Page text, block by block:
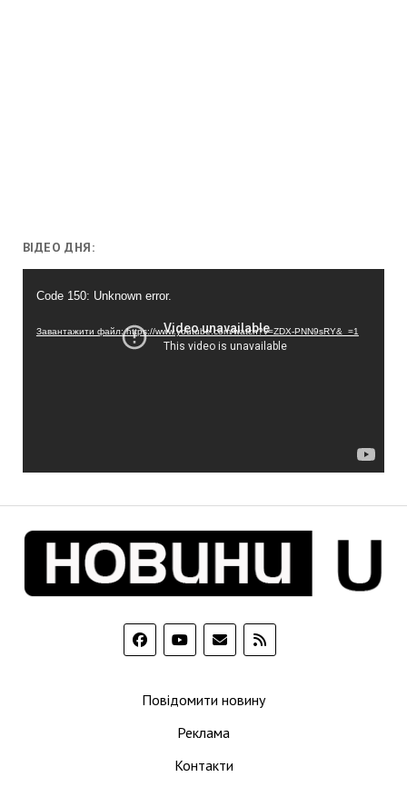
ВІДЕО ДНЯ:
Code 150: Unknown error.
Завантажити файл: https://www.youtube.com/watch?v=ZDX-PNN9sRY&_=1
Повідомити новину
Реклама
Контакти